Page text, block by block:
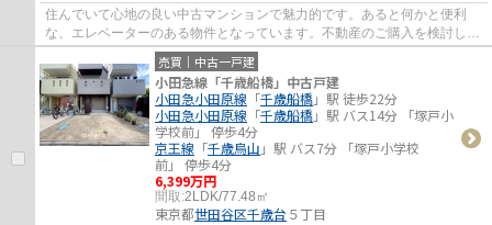
住んでいて心地の良い中古マンションで魅力的です。あると何かと便利
な、エレベーターのある物件となっています。不動産のご購入を検討して
いるが不動産の知識がなくて不安だと思う方...
売買｜中古一戸建
小田急線「千歳船橋」中古戸建
小田急小田原線 「千歳船橋」駅 徒歩22分
小田急小田原線 「千歳船橋」駅 バス14分 「塚戸小
学校前」 停歩4分
京王線 「千歳烏山 」駅 バス7分 「塚戸小学校
前」 停歩4分
6,399万円
間取:2LDK/77.48㎡
東京都世田谷区千歳台 ５丁目